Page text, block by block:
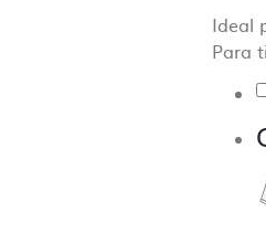
Ideal
Para